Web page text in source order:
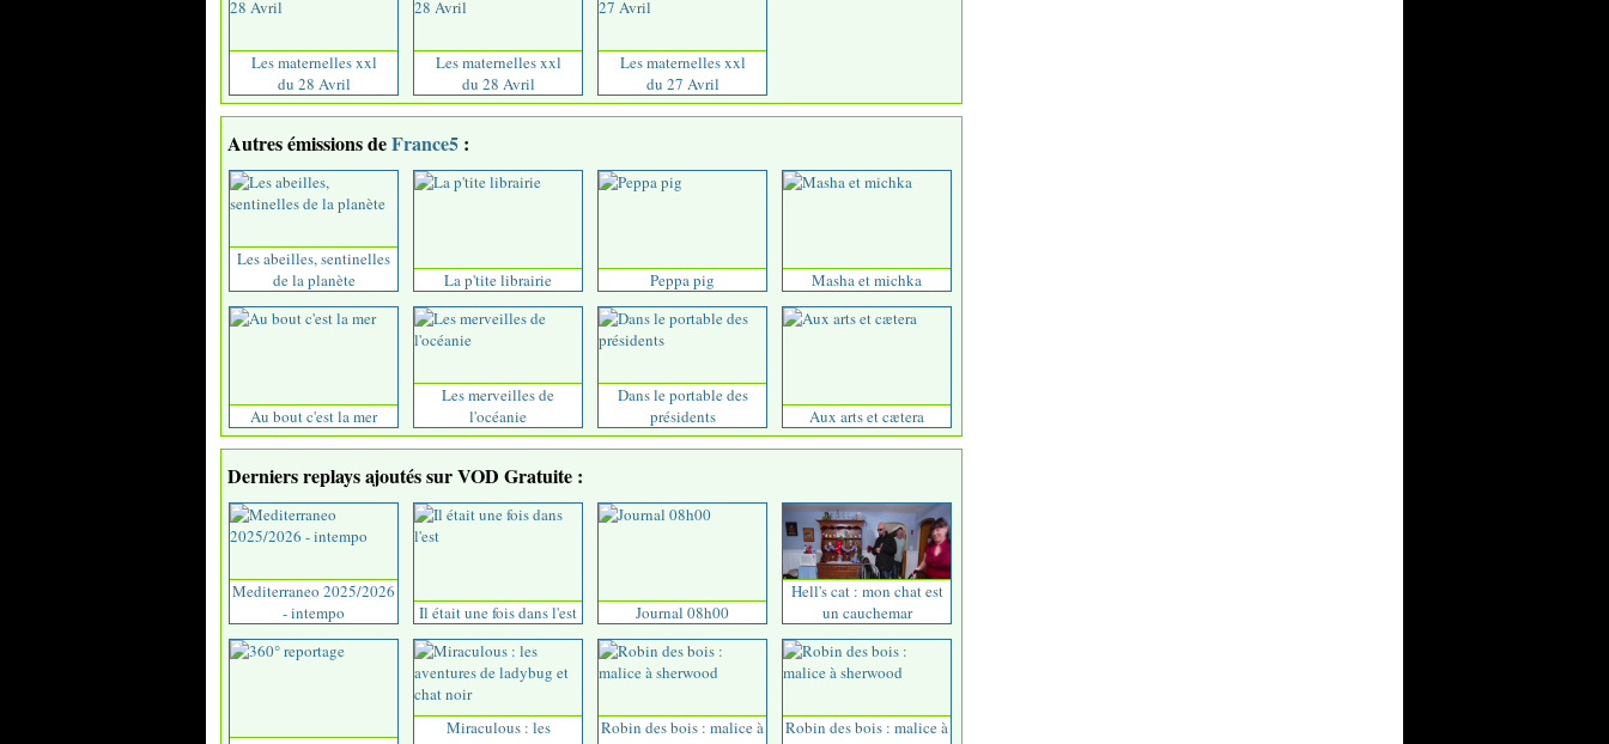
Les maternelles xxl
du 28 Avril
Les maternelles xxl
du 28 Avril
Les maternelles xxl
du 27 Avril
Autres émissions deFrance5 :
Les abeilles, sentinelles
de la planète
La p'tite librairie Peppa pig Masha et michka
Au bout c'est la mer
Les merveilles de
l'océanie
Dans le portable des
présidents
Aux arts et cætera
Derniers replays ajoutés sur VOD Gratuite :
Mediterraneo 2025/2026
- intempo
Il était une fois dans l'est Journal 08h00
Hell's cat : mon chat est
un cauchemar
Miraculous : les
Robin des bois : malice à
Robin des bois : malice à